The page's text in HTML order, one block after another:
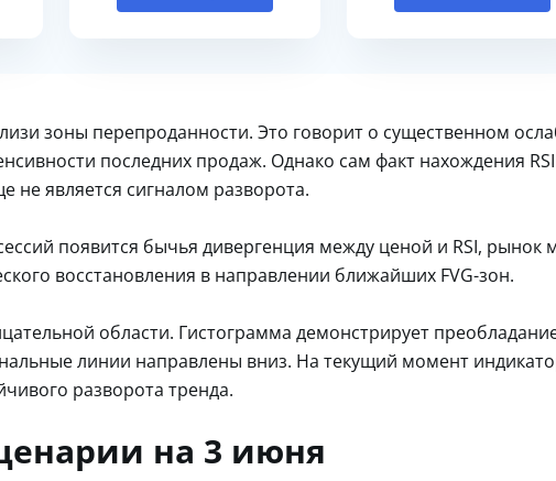
зоны перепроданности. Это говорит о существенном
последних продаж. Однако сам факт нахождения
не является сигналом разворота.
появится бычья дивергенция между ценой и RSI, рынок
восстановления в направлении ближайших FVG-зон.
области. Гистограмма демонстрирует
линии направлены вниз. На текущий момент
разворота тренда.
на 3 июня